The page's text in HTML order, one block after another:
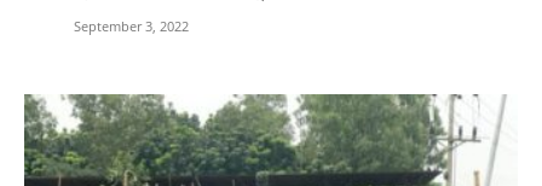
September 3, 2022